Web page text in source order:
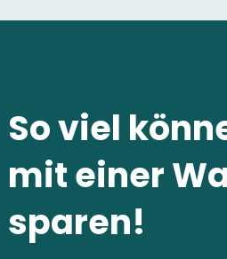
So viel
mit einer
sparen!